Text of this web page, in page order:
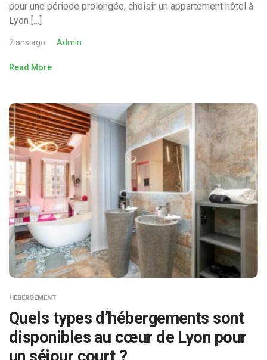
pour une période prolongée, choisir un appartement hôtel à
Lyon […]
2 ans ago Admin
Read More
HEBERGEMENT
Quels types d’hébergements sont
disponibles au cœur de Lyon pour